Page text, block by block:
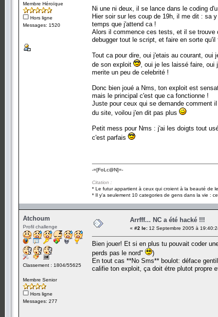
Membre Héroïque
Hors ligne
Messages: 1520
Ni une ni deux, il se lance dans le coding
Hier soir sur les coup de 19h, il me dit : sa
temps que j'attend ca !
Alors il commence ces tests, et il se trouve
debugger tout le script, et faire en sorte qu'il
Tout ca pour dire, oui j'etais au courant,
de son exploit
, oui je les laissé faire,
merite un peu de celebrité !
Donc bien joué a Nms, ton exploit est
mais le principal c'est que ca fonctionne !
Juste pour ceux qui se demande comment
du site, voilou j'en dit pas plus
Petit mess pour Nms : j'ai les doigts tout
c'est parfais
-=[FoLc@N]=-
Citation :
* Le futur appartient à ceux qui croient à la beauté de
* Il y'a seulement 10 categories de gens dans la vie :
Atchoum
Profil challenge
Classement : 1804/55625
Membre Senior
Hors ligne
Messages: 277
Arrfff... NC a été hacké !!!
« #2 le: 12 Septembre 2005 à
Bien jouer! Et si en plus tu pouvait coder
perds pas le nord"
)
En tout cas **No Sms** boulot: déface
califie ton exploit, ça doit étre plutot propre